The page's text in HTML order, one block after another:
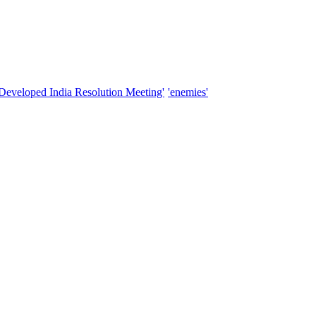
India Resolution Meeting' 'enemies'